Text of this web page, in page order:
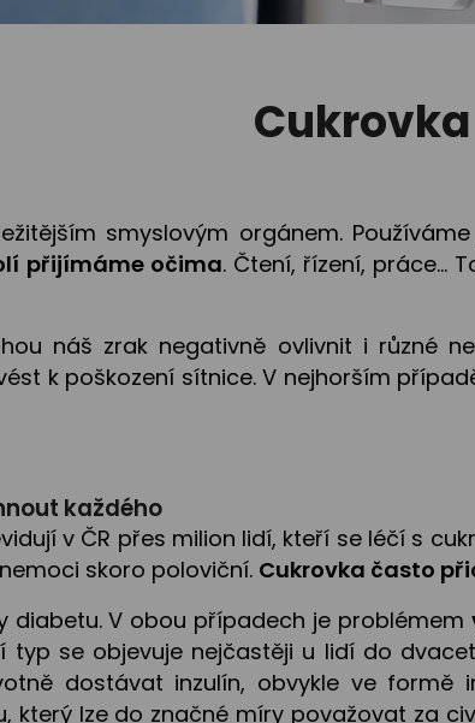
smyslovým orgánem.
přijímáme očima. Čtení, řízení, práce…
náš zrak negativně ovlivnit i různé
k poškození sítnice. V nejhorším
každého
v ČR přes milion lidí, kteří se léčí s
skoro poloviční. Cukrovka často
diabetu. V obou případech je problémem
typ se objevuje nejčastěji u lidí do
dostávat inzulín, obvykle ve formě
který lze do značné míry považovat za